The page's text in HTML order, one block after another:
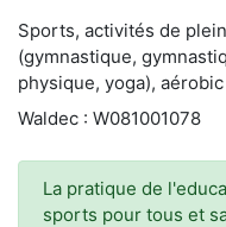
Sports, activités de
(gymnastique,
physique, yoga), aérobic
Waldec : W081001078
La pratique de
sports pour tous et